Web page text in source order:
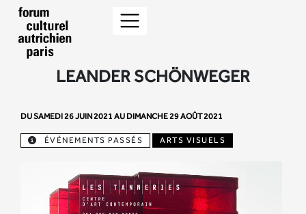
LEANDER SCHÖNWEGER
DU SAMEDI 26 JUIN 2021 AU DIMANCHE 29 AOÛT 2021
ÉVÉNEMENTS PASSÉS ARTS VISUELS